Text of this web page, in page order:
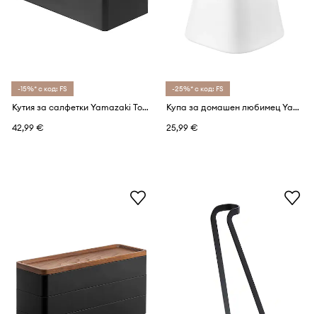
-15%* с код: FS
Кутия за салфетки Yamazaki Tower
42,99 €
-25%* с код: FS
Купа за домашен любимец Yamazaki Tower 200 ml
25,99 €